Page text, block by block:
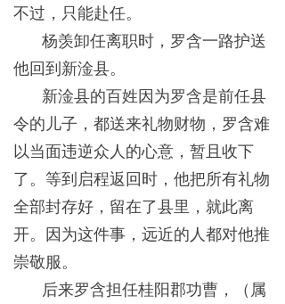
不过，只能赴任。
杨羡卸任离职时，罗含一路护送
他回到新淦县。
新淦县的百姓因为罗含是前任县
令的儿子，都送来礼物财物，罗含难
以当面违逆众人的心意，暂且收下
了。等到启程返回时，他把所有礼物
全部封存好，留在了县里，就此离
开。因为这件事，远近的人都对他推
崇敬服。
后来罗含担任桂阳郡功曹，（属